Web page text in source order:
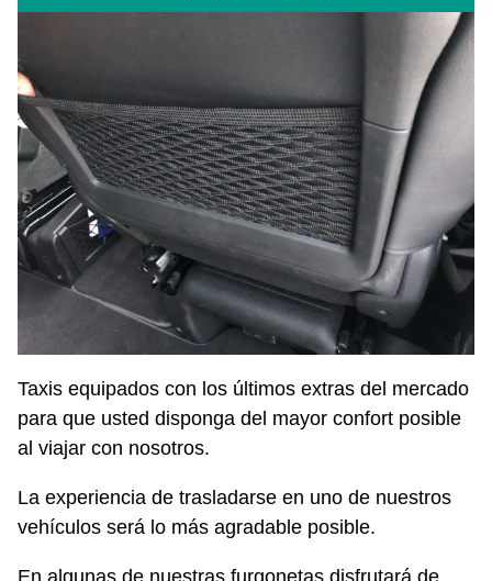
Taxis equipados con los últimos extras del mercado
para que usted disponga del mayor confort posible
al viajar con nosotros.
La experiencia de trasladarse en uno de nuestros
vehículos será lo más agradable posible.
En algunas de nuestras furgonetas disfrutará de